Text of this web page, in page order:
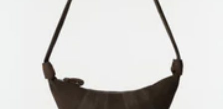
控えめな印象を求める方には、フラット パイピングスリッパ
をおすすめします。LEMAIREのさりげないスタイルへのこだ
わりを表現しています。厳選されたレザーや、光沢のある
ナッパラムレザー、グレインドカウハイドレザーを使用し、
丁寧にパイピングが施されたスリッパは、日常の快適さと上
品な風格を兼ね備えています。控えめなシルエットと汎用性
の高いフォルムにより、オフィスでもオフタイムでも、さま
ざまなシーンで活躍する一足です。